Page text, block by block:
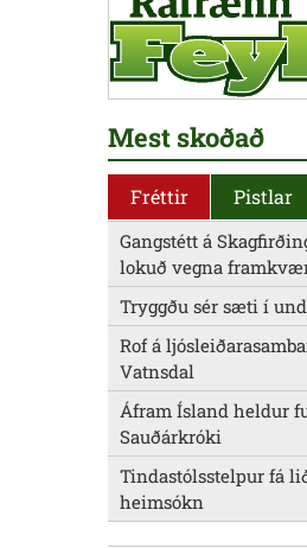
Mest skoðað
Fréttir Pistlar
Gangstétt á
lokuð vegna
Tryggðu sér sæti í
Rof á
Vatnsdal
Áfram Ísland heldur
Sauðárkróki
Tindastólsstelpur fá
heimsókn